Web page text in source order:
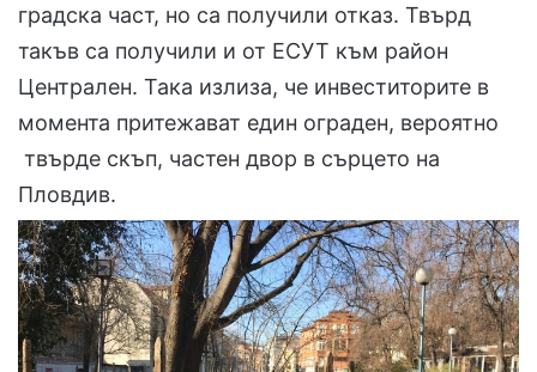
градска част, но са получили отказ. Твърд
такъв са получили и от ЕСУТ към район
Централен. Така излиза, че инвеститорите в
момента притежават един ограден, вероятно
твърде скъп, частен двор в сърцето на
Пловдив.